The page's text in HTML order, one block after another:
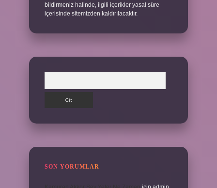
bildirmeniz halinde, ilgili içerikler yasal süre
içerisinde sitemizden kaldırılacaktır.
SON YORUMLAR